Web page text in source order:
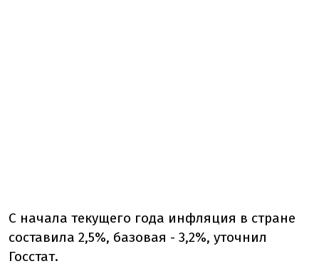
С начала текущего года инфляция в стране
составила 2,5%, базовая - 3,2%, уточнил
Госстат.